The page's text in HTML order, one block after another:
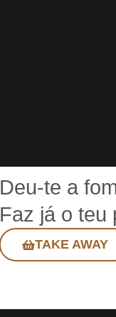
Deu-te a
Faz já o
TAKE AWAY